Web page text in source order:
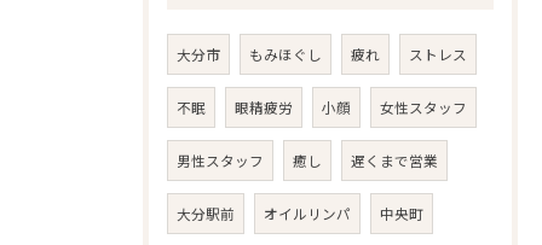
大分市 もみほぐし 疲れ ストレス
不眠 眼精疲労 小顔 女性スタッフ
男性スタッフ 癒し 遅くまで営業
大分駅前 オイルリンパ 中央町